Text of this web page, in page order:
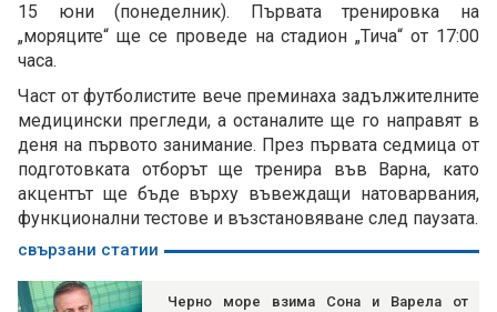
15 юни (понеделник). Първата тренировка на
„моряците“ ще се проведе на стадион „Тича“ от 17:00
часа.
Част от футболистите вече преминаха задължителните
медицински прегледи, а останалите ще го направят в
деня на първото занимание. През първата седмица от
подготовката отборът ще тренира във Варна, като
акцентът ще бъде върху въвеждащи натоварвания,
функционални тестове и възстановяване след паузата.
свързани статии
Черно море взима Сона и Варела от